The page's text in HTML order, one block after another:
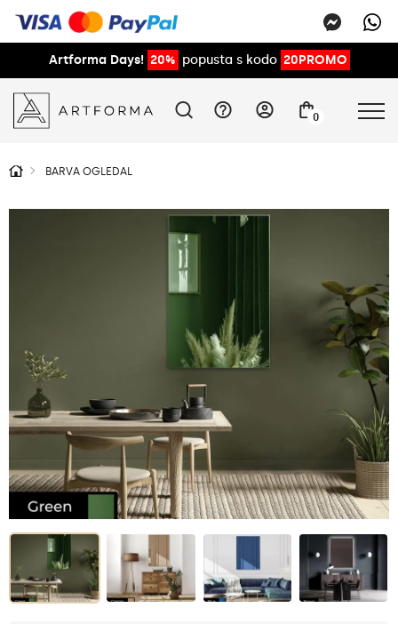
Artforma Days! 20% popusta s kodo 20PROMO
0
BARVA OGLEDAL